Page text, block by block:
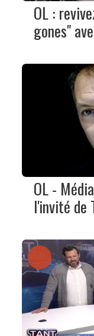
OL :
gones"
OL -
l'invité de